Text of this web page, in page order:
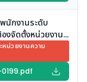
นักงานระดับ
งจัดตั้งหน่วยงาน
ารทำงาน หรือไม่
น่วยงานความ